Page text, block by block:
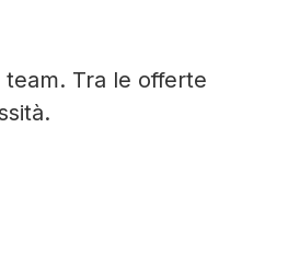
team. Tra le offerte